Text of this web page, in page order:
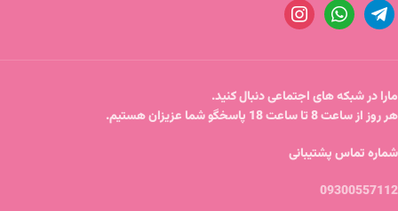
مارا در شبکه های اجتماعی دنبال کنید.
هر روز از ساعت 8 تا ساعت 18 پاسخگو شما عزیزان هستیم.
شماره تماس پشتیبانی
09300557112